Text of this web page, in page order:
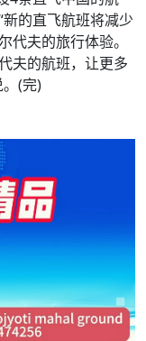
的直飞航班将减少
代夫的旅行体验。
夫的航班，让更多
(完)